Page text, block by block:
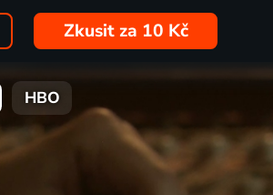
Zkusit za 10 Kč
HBO